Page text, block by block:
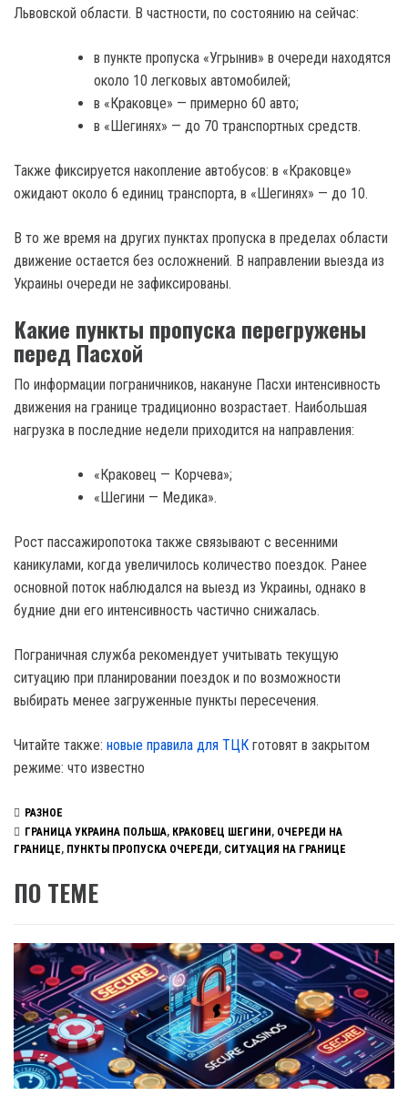
Львовской области. В частности, по состоянию на сейчас:
в пункте пропуска «Угрынив» в очереди находятся
около 10 легковых автомобилей;
в «Краковце» — примерно 60 авто;
в «Шегинях» — до 70 транспортных средств.
Также фиксируется накопление автобусов: в «Краковце»
ожидают около 6 единиц транспорта, в «Шегинях» — до 10.
В то же время на других пунктах пропуска в пределах области
движение остается без осложнений. В направлении выезда из
Украины очереди не зафиксированы.
Какие пункты пропуска перегружены
перед Пасхой
По информации пограничников, накануне Пасхи интенсивность
движения на границе традиционно возрастает. Наибольшая
нагрузка в последние недели приходится на направления:
«Краковец — Корчева»;
«Шегини — Медика».
Рост пассажиропотока также связывают с весенними
каникулами, когда увеличилось количество поездок. Ранее
основной поток наблюдался на выезд из Украины, однако в
будние дни его интенсивность частично снижалась.
Пограничная служба рекомендует учитывать текущую
ситуацию при планировании поездок и по возможности
выбирать менее загруженные пункты пересечения.
Читайте также: новые правила для ТЦК готовят в закрытом
режиме: что известно
РАЗНОЕ
ГРАНИЦА УКРАИНА ПОЛЬША, КРАКОВЕЦ ШЕГИНИ, ОЧЕРЕДИ НА
ГРАНИЦЕ, ПУНКТЫ ПРОПУСКА ОЧЕРЕДИ , СИТУАЦИЯ НА ГРАНИЦЕ
ПО ТЕМЕ